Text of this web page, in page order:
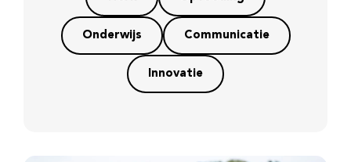
Onderwijs Communicatie
Innovatie